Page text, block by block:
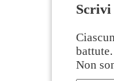
Scrivi
battute.
Non